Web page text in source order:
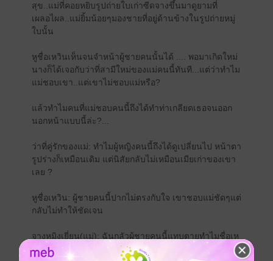
สุข..แม่ที่คอยหยิบรูปถ่ายใบเก่าซีดจางขึ้นมาดูยามที่
เผลอไผล..แม่ยิ้มน้อยๆมองชายที่อยู่ด้านข้างในรูปถ่ายหมู่
ใบนั้น
หูชื่อเหวินเห็นจนจำหน้าผู้ชายคนนั้นได้ .... พอมาเกิดใหม่
นางก็ได้เจอกับว่าที่สามีใหม่ของแม่คนนี้ทันที...แต่ว่าทำไม
แม่ชอบเขา..แต่เขาไม่ชอบแม่หรือ?
แล้วทำไมคนที่แม่ชอบคนนี้ถึงได้ทำท่าเกลียดเธอจนออก
นอกหน้าแบบนี้ล่ะ?...
ว่าที่คู่รักของแม่: ทำไมผู้หญิงคนนี้ถึงได้ดูเปลี่ยนไป หน้าตา
รูปร่างก็เหมือนเดิม แต่นิสัยกลับไม่เหมือนเมียเก่าของเขา
เลย ?
หูชื่อเหวิน: ผู้ชายคนนี้ปากไม่ตรงกับใจ เขาชอบแม่ชัดๆแต่
กลับไม่ทำให้ชัดเจน
จางหมิงเยี่ยน(แม่): ฉันกลัวผู้ชายคนนี้แทบตายทำไมชื่อเห
วินถึงได้มาจับคู่ให้ฉัน!